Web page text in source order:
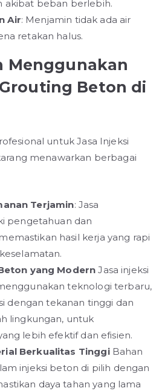
akibat beban berlebih.
Air: Menjamin tidak ada air
retakan halus.
Menggunakan
Beton di
untuk Jasa Injeksi
menawarkan berbagai
Terjamin: Jasa
pengetahuan dan
hasil kerja yang rapi
yang ModernJasa injeksi
teknologi terbaru,
dengan tekanan tinggi dan
lingkungan, untuk
lebih efektif dan efisien.
Berkualitas Tinggi Bahan
injeksi beton di pilih dengan
daya tahan yang lama